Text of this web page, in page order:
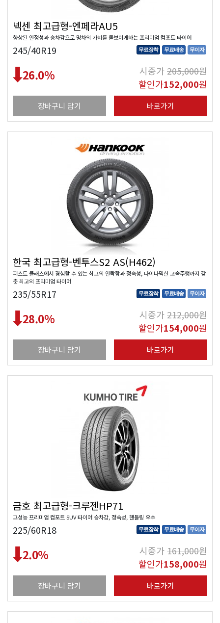
넥센 최고급형-엔페라AU5
향상된 안정성과 승차감으로 명차의 가치를 돋보이게하는 프리미엄 컴포트 타이어
245/40R19 무료장착 무료배송 무이자
26.0% 시중가205,000원
할인가152,000원
장바구니 담기 바로가기
한국 최고급형-벤투스S2 AS(H462)
퍼스트 클래스에서 경험할 수 있는 최고의 안락함과 정숙성, 다이나믹한 고속주행까지 갖
춘 최고의 프리미엄 타이어
235/55R17 무료장착 무료배송 무이자
28.0% 시중가212,000원
할인가154,000원
장바구니 담기 바로가기
금호 최고급형-크루젠HP71
고성능 프리미엄 컴포트 SUV 타이어 승차감, 정숙성, 핸들링 우수
225/60R18 무료장착 무료배송 무이자
2.0% 시중가161,000원
할인가158,000원
장바구니 담기 바로가기